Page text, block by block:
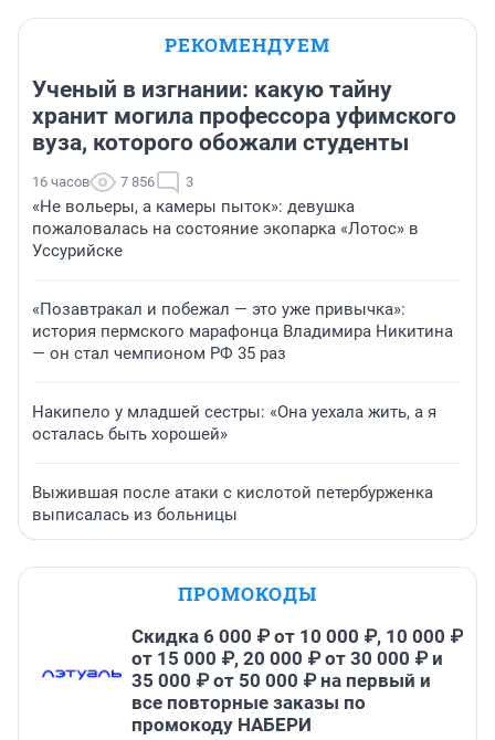
РЕКОМЕНДУЕМ
Ученый в изгнании: какую тайну
хранит могила профессора уфимского
вуза, которого обожали студенты
16 часов 7 856 3
«Не вольеры, а камеры пыток»: девушка
пожаловалась на состояние экопарка «Лотос» в
Уссурийске
«Позавтракал и побежал — это уже привычка»:
история пермского марафонца Владимира Никитина
— он стал чемпионом РФ 35 раз
Накипело у младшей сестры: «Она уехала жить, а я
осталась быть хорошей»
Выжившая после атаки с кислотой петербурженка
выписалась из больницы
ПРОМОКОДЫ
Скидка 6 000 ₽ от 10 000 ₽, 10 000 ₽
от 15 000 ₽, 20 000 ₽ от 30 000 ₽ и
35 000 ₽ от 50 000 ₽ на первый и
все повторные заказы по
промокоду НАБЕРИ